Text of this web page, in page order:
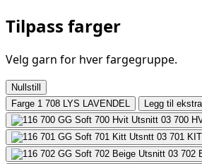
Tilpass farger
Velg garn for hver fargegruppe.
Nullstill
Farge 1 708 LYS LAVENDEL
Legg til
700
701
702